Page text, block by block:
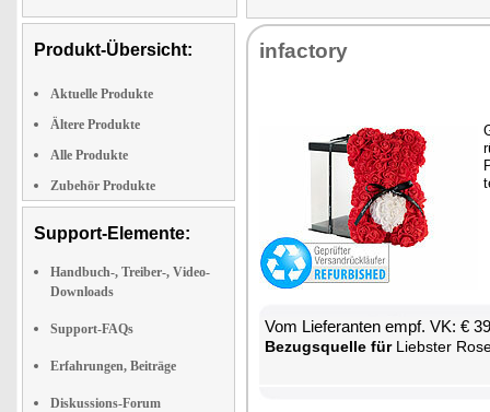
Produkt-Übersicht:
Aktuelle Produkte
Ältere Produkte
Alle Produkte
Zubehör Produkte
Support-Elemente:
Handbuch-, Treiber-, Video-
Downloads
Support-FAQs
Erfahrungen, Beiträge
Diskussions-Forum
in­fac­to­ry
Vom Lie­fe­ran­ten empf. VK: €
Be­zugs­quel­le fürLiebs­ter Ro­sen­blu­me